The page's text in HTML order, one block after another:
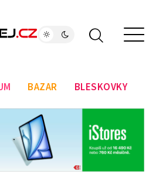
BAZAR BLESKOVKY